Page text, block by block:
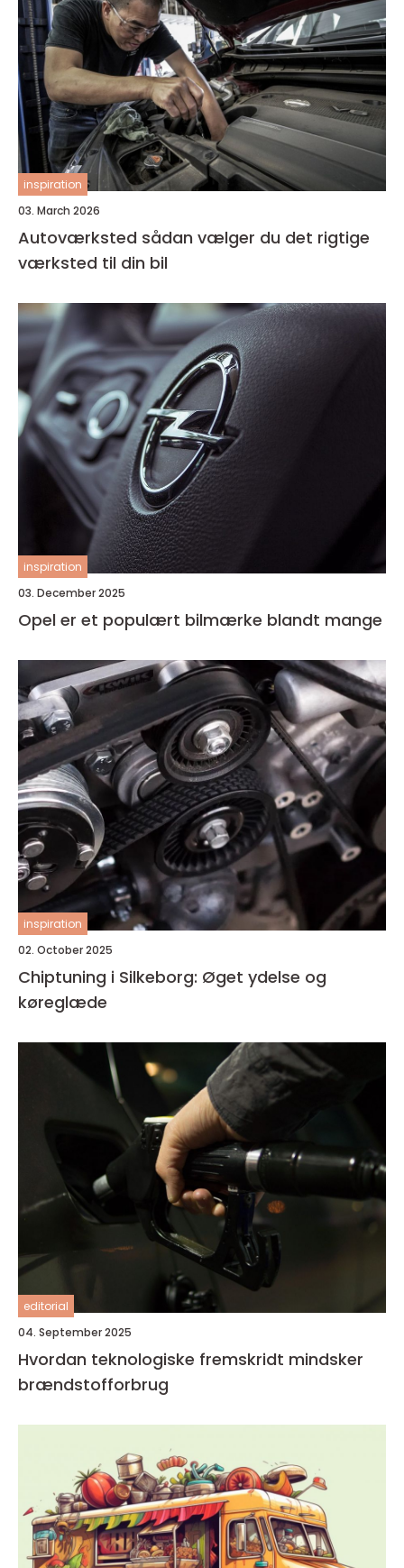
inspiration
03. March 2026
Autoværksted sådan vælger du det rigtige
værksted til din bil
inspiration
03. December 2025
Opel er et populært bilmærke blandt mange
inspiration
02. October 2025
Chiptuning i Silkeborg: Øget ydelse og
køreglæde
editorial
04. September 2025
Hvordan teknologiske fremskridt mindsker
brændstofforbrug